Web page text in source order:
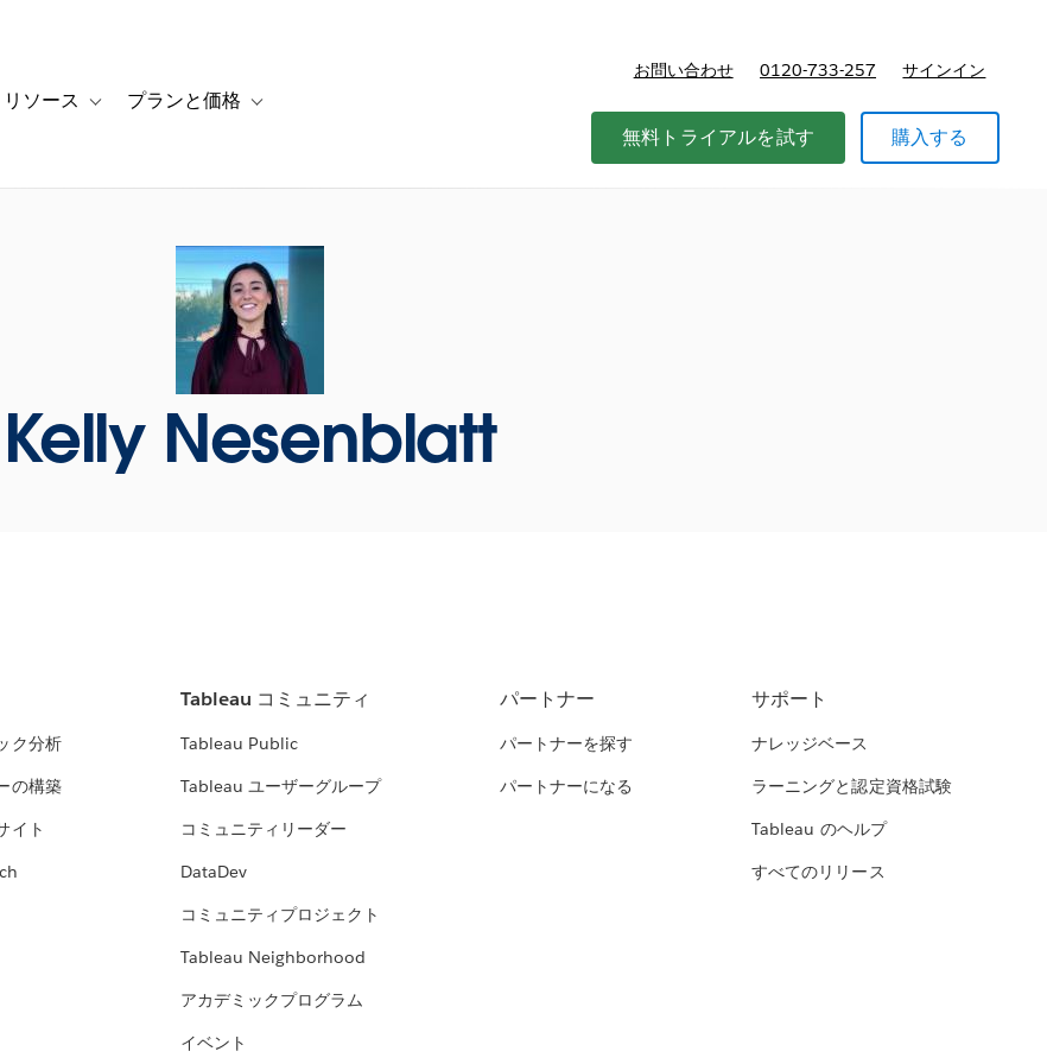
マーストーリー
sub-navigation for ソリューション
リソース Toggle sub-navigation for リソース
プランと価格 Toggle sub-navigation for プランと価格
お問い合わせ 0120-733-257 サインイン
無料トライアルを試す 購入する
Kelly Nesenblatt
ク分析
の構築
イト
Tableau コミュニティ
Tableau Public
Tableau ユーザーグループ
コミュニティリーダー
DataDev
コミュニティプロジェクト
Tableau Neighborhood
アカデミックプログラム
イベント
パートナー
パートナーを探す
パートナーになる
サポート
ナレッジベース
ラーニングと認定資格試験
Tableau のヘルプ
すべてのリリース